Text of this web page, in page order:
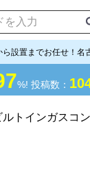
設置までお任せ！名
%! 投稿数：